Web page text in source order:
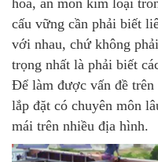
hóa, ăn mòn kim loại
cấu vững cần phải biết
với nhau, chứ không
trọng nhất là phải biết
Để làm được vấn đề trên
lắp đặt có chuyên môn
mái trên nhiều địa hình.